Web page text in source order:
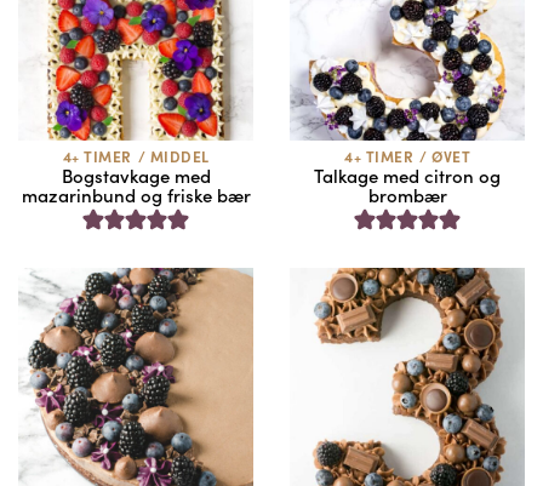
4+ TIMER / MIDDEL
Bogstavkage med
mazarinbund og friske bær
4+ TIMER / ØVET
Talkage med citron og
brombær